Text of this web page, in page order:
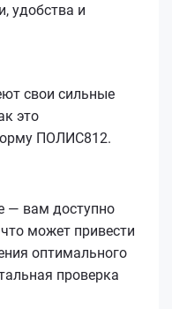
удобства и
свои сильные
это
ПОЛИС812.
— вам доступно
может привести
оптимального
проверка